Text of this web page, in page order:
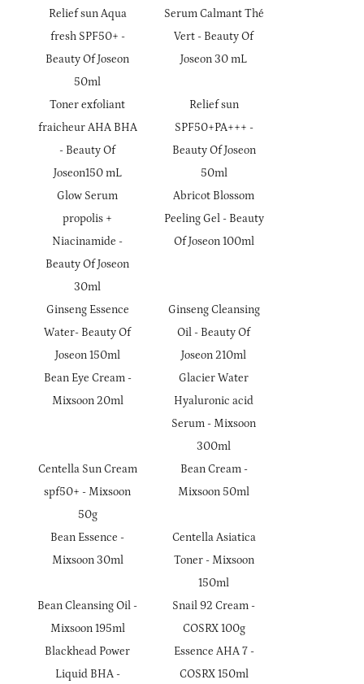
Contact
Relief sun Aqua
fresh SPF50+ -
Beauty Of Joseon
50ml
Serum Calmant Thé
Vert - Beauty Of
Joseon 30 mL
Toner exfoliant
fraicheur AHA BHA
- Beauty Of
Joseon150 mL
Relief sun
SPF50+PA+++ -
Beauty Of Joseon
50ml
Glow Serum
propolis +
Niacinamide -
Beauty Of Joseon
30ml
Abricot Blossom
Peeling Gel - Beauty
Of Joseon 100ml
Ginseng Essence
Water- Beauty Of
Joseon 150ml
Ginseng Cleansing
Oil - Beauty Of
Joseon 210ml
Bean Eye Cream -
Mixsoon 20ml
Glacier Water
Hyaluronic acid
Serum - Mixsoon
300ml
Centella Sun Cream
spf50+ - Mixsoon
50g
Bean Cream -
Mixsoon 50ml
Bean Essence -
Mixsoon 30ml
Centella Asiatica
Toner - Mixsoon
150ml
Bean Cleansing Oil -
Mixsoon 195ml
Snail 92 Cream -
COSRX 100g
Blackhead Power
Liquid BHA -
Essence AHA 7 -
COSRX 150ml